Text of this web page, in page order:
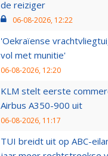
de reiziger
06-08-2026, 12:22
'Oekraïense
vol met munitie'
06-08-2026, 12:20
KLM stelt eerste
Airbus A350-900 uit
06-08-2026, 11:17
TUI breidt uit op ABC-